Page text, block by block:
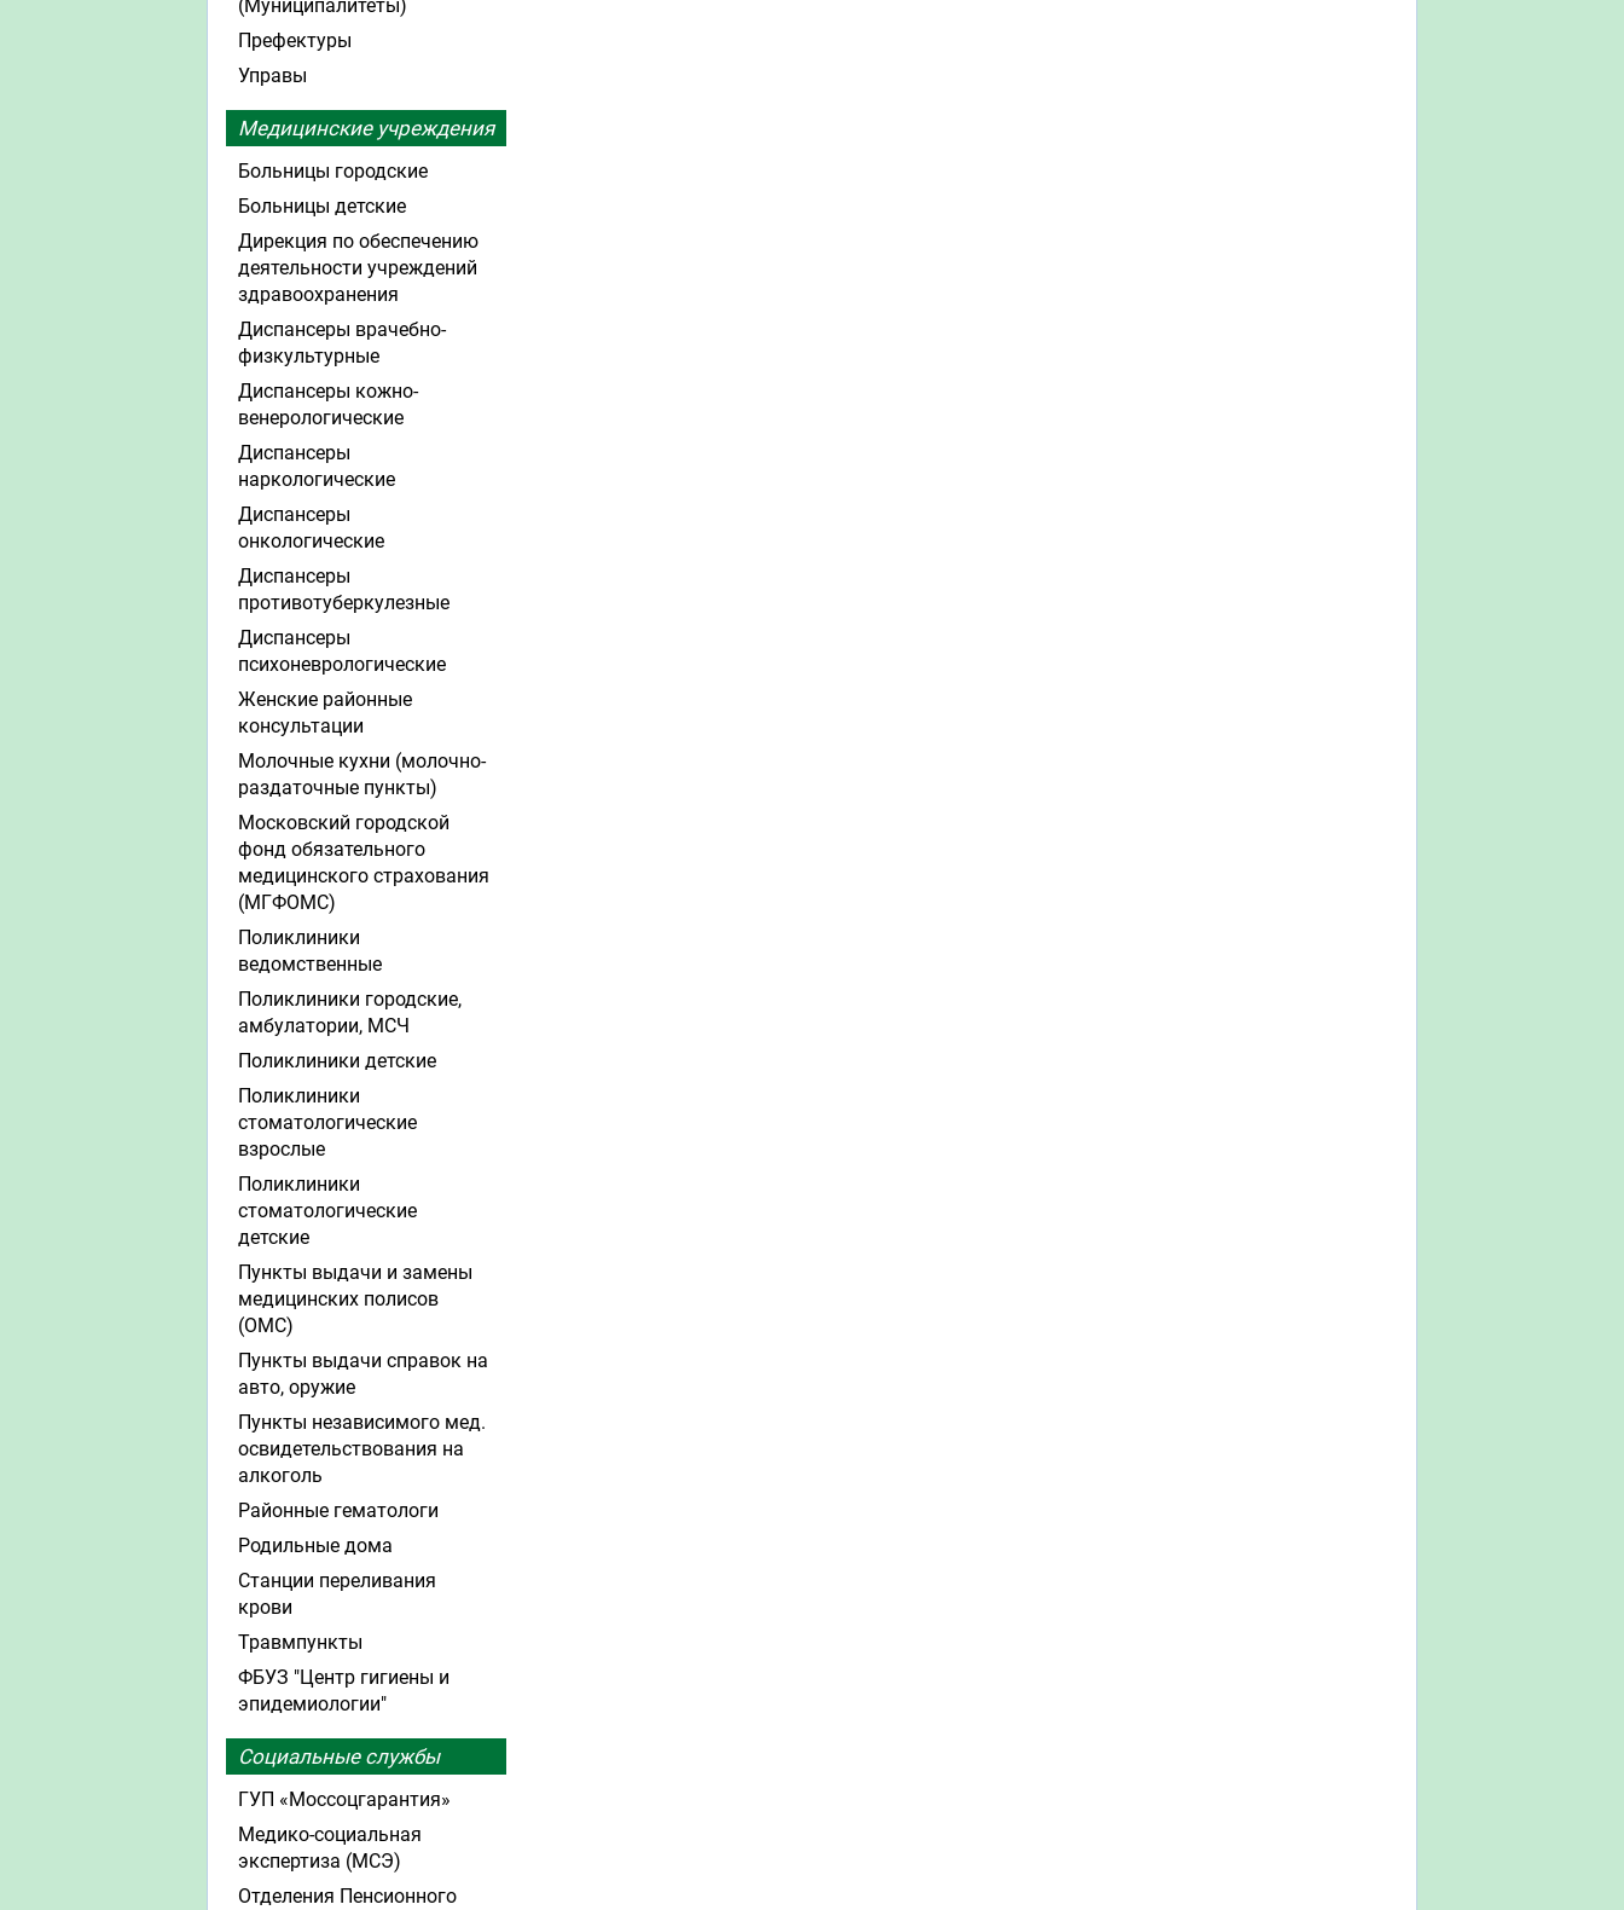
(Муниципалитеты)
Префектуры
Управы
Медицинские учреждения
Больницы городские
Больницы детские
Дирекция по обеспечению
деятельности учреждений
здравоохранения
Диспансеры врачебно-
физкультурные
Диспансеры кожно-
венерологические
Диспансеры
наркологические
Диспансеры
онкологические
Диспансеры
противотуберкулезные
Диспансеры
психоневрологические
Женские районные
консультации
Молочные кухни (молочно-
раздаточные пункты)
Московский городской
фонд обязательного
медицинского страхования
(МГФОМС)
Поликлиники
ведомственные
Поликлиники городские,
амбулатории, МСЧ
Поликлиники детские
Поликлиники
стоматологические
взрослые
Поликлиники
стоматологические
детские
Пункты выдачи и замены
медицинских полисов
(ОМС)
Пункты выдачи справок на
авто, оружие
Пункты независимого мед.
освидетельствования на
алкоголь
Районные гематологи
Родильные дома
Станции переливания
крови
Травмпункты
ФБУЗ "Центр гигиены и
эпидемиологии"
Социальные службы
ГУП «Моссоцгарантия»
Медико-социальная
экспертиза (МСЭ)
Отделения Пенсионного